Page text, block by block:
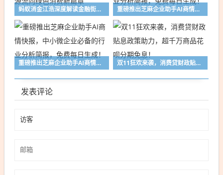
蚂蚁消金江浩深度解读金融街论坛，数智技术助力金融资源流向绿色消费新篇章 重磅推出芝麻企业助手AI商情快报，中小微企业必备的行业分析简报，免费每日生成！
重磅推出芝麻企业助手AI商情快报，中小微企业必备的行业分析简报，免费每日生成！ 双11狂欢来袭，消费贷财政贴息政策助力，超千万商品花呗分期免息！
发表评论